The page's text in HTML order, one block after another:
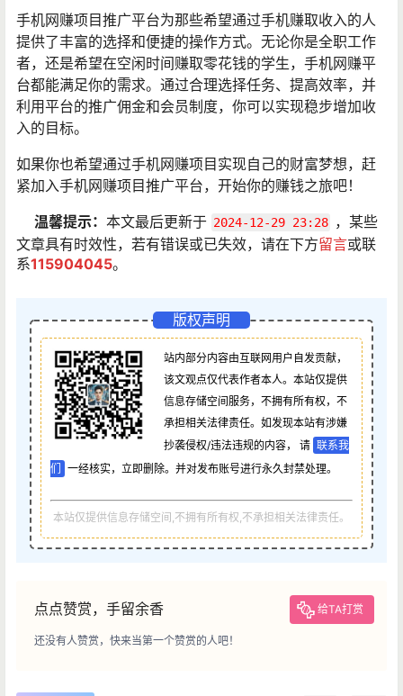
手机网赚项目推广平台为那些希望通过手机赚取收入的人
提供了丰富的选择和便捷的操作方式。无论你是全职工作
者，还是希望在空闲时间赚取零花钱的学生，手机网赚平
台都能满足你的需求。通过合理选择任务、提高效率，并
利用平台的推广佣金和会员制度，你可以实现稳步增加收
入的目标。
如果你也希望通过手机网赚项目实现自己的财富梦想，赶
紧加入手机网赚项目推广平台，开始你的赚钱之旅吧！
温馨提示： 本文最后更新于 2024-12-29 23:28 ，某些
文章具有时效性，若有错误或已失效，请在下方留言或联
系115904045。
版权声明
站内部分内容由互联网用户自发贡献，
该文观点仅代表作者本人。本站仅提供
信息存储空间服务，不拥有所有权，不
承担相关法律责任。如发现本站有涉嫌
抄袭侵权/违法违规的内容， 请 联系我
们
一经核实，立即删除。并对发布账号进行永久封禁处理。
本站仅提供信息存储空间,不拥有所有权,不承担相关法律责任。
点点赞赏，手留余香 给TA打赏
还没有人赞赏，快来当第一个赞赏的人吧！